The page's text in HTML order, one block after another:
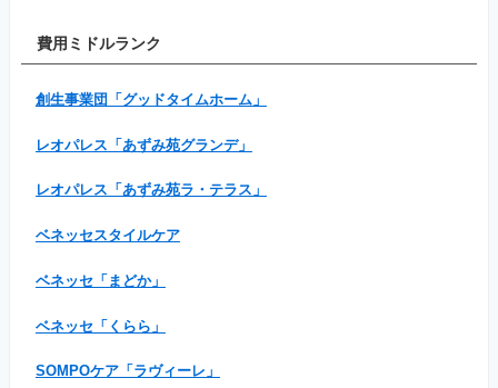
費用ミドルランク
創生事業団「グッドタイムホーム」
レオパレス「あずみ苑グランデ」
レオパレス「あずみ苑ラ・テラス」
ベネッセスタイルケア
ベネッセ「まどか」
ベネッセ「くらら」
SOMPOケア「ラヴィーレ」